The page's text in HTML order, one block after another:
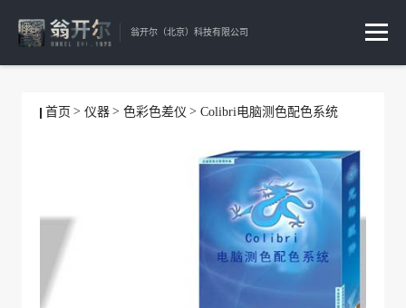
翁开尔（北京）科技有限公司
首页 仪器 色彩色差仪 Colibri电脑测色配色系统